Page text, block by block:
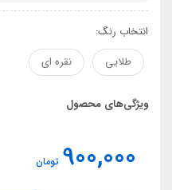
انتخاب رنگ:
طلایی
نقره ای
ویژگی‌های محصول
900,000 تومان